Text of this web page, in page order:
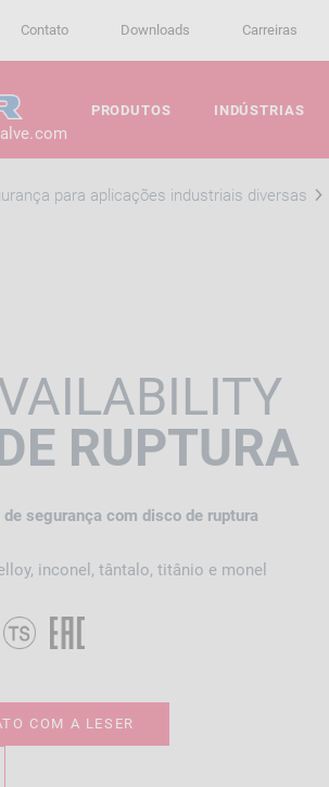
Contato Downloads Carreiras
PRODUTOS INDÚSTRIAS
para aplicações industriais diversas
RUPTURA
segurança com disco de ruptura
inconel, tântalo, titânio e monel
COM A LESER